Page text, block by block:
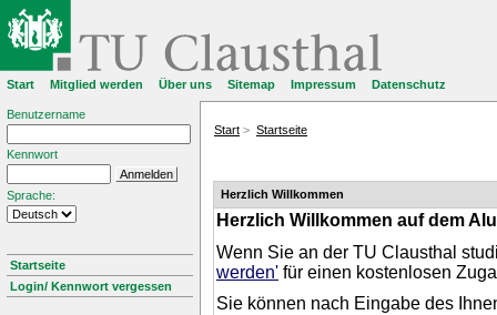
Start Mitglied werden Über uns Sitemap Impressum Datenschutz
Benutzername
Kennwort
Sprache:
Startseite
Login/ Kennwort vergessen
Start > Startseite
Herzlich Willkommen
Herzlich Willkommen auf dem
Wenn Sie an der TU Clausthal
werden' für einen kostenlosen
Sie können nach Eingabe des